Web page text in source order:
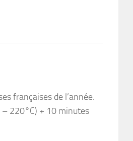
françaises de l’année.
220°C) + 10 minutes